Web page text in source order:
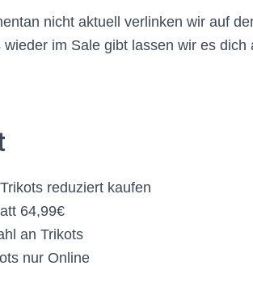
nicht aktuell verlinken wir auf
wieder im Sale gibt lassen wir es dich
reduziert kaufen
64,99€
an Trikots
nur Online